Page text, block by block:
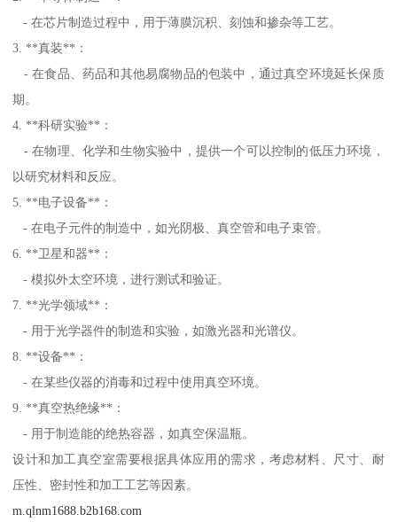
- 在芯片制造过程中，用于薄膜沉积、刻蚀和掺杂等工艺。
3. **真装**：
- 在食品、药品和其他易腐物品的包装中，通过真空环境延长保质
期。
4. **科研实验**：
- 在物理、化学和生物实验中，提供一个可以控制的低压力环境，
以研究材料和反应。
5. **电子设备**：
- 在电子元件的制造中，如光阴极、真空管和电子束管。
6. **卫星和器**：
- 模拟外太空环境，进行测试和验证。
7. **光学领域**：
- 用于光学器件的制造和实验，如激光器和光谱仪。
8. **设备**：
- 在某些仪器的消毒和过程中使用真空环境。
9. **真空热绝缘**：
- 用于制造能的绝热容器，如真空保温瓶。
设计和加工真空室需要根据具体应用的需求，考虑材料、尺寸、耐
压性、密封性和加工工艺等因素。
m.qlnm1688.b2b168.com